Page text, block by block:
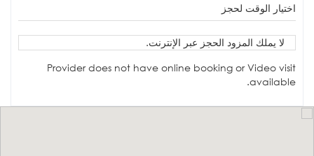
اختيار الوقت لحجز
لا يملك المزود الحجز عبر الإنترنت.
Provider does not have online booking or Video visit
available.